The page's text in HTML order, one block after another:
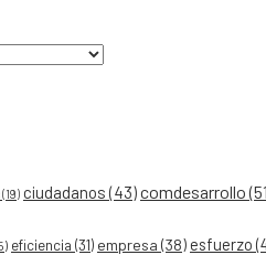
(19) ciudadanos (43)comdesarrollo
eficiencia (31) empresa (38) esfuerzo